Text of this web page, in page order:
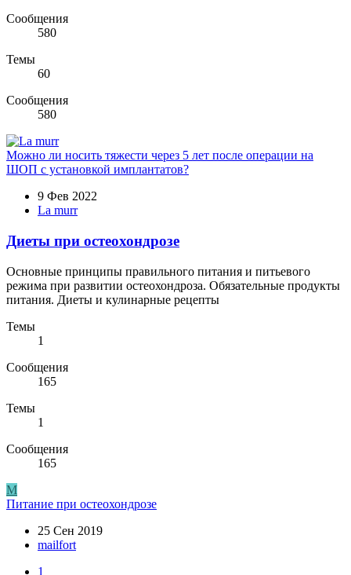
Сообщения
580
Темы
60
Сообщения
580
Можно ли носить тяжести через 5 лет после операции на
ШОП с установкой имплантатов?
9 Фев 2022
La murr
Диеты при остеохондрозе
Основные принципы правильного питания и питьевого
режима при развитии остеохондроза. Обязательные продукты
питания. Диеты и кулинарные рецепты
Темы
1
Сообщения
165
Темы
1
Сообщения
165
M
Питание при остеохондрозе
25 Сен 2019
mailfort
1